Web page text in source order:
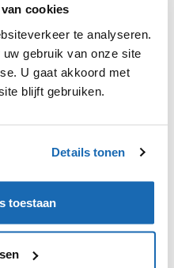
cookies
te analyseren.
gebruik van onze site
U gaat akkoord met
blijft gebruiken.
Details tonen
toestaan
& CONNECT!
en haal alles uit het